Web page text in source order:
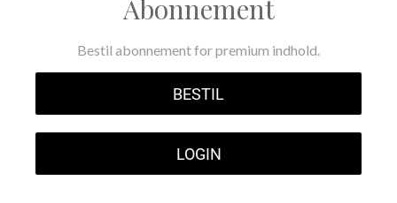
Abonnement
Bestil abonnement for premium indhold.
BESTIL
LOGIN